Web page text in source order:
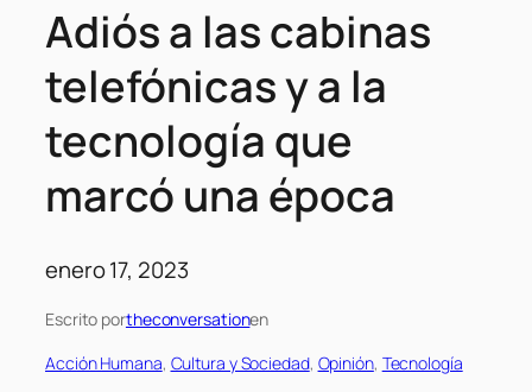
Adiós a las cabinas
telefónicas y a la
tecnología que
marcó una época
enero 17, 2023
Escrito portheconversationen
Acción Humana, Cultura y Sociedad, Opinión, Tecnología